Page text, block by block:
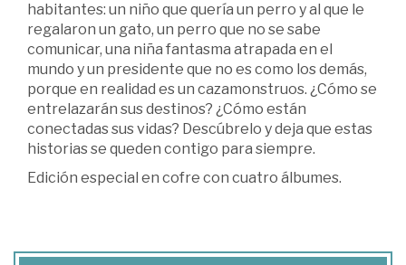
habitantes: un niño que quería un perro y al que le
regalaron un gato, un perro que no se sabe
comunicar, una niña fantasma atrapada en el
mundo y un presidente que no es como los demás,
porque en realidad es un cazamonstruos. ¿Cómo se
entrelazarán sus destinos? ¿Cómo están
conectadas sus vidas? Descúbrelo y deja que estas
historias se queden contigo para siempre.
Edición especial en cofre con cuatro álbumes.